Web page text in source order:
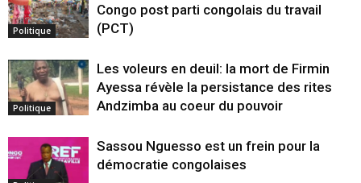
Politique
Congo post parti congolais du travail
(PCT)
Politique
Les voleurs en deuil: la mort de Firmin
Ayessa révèle la persistance des rites
Andzimba au coeur du pouvoir
Sassou Nguesso est un frein pour la
démocratie congolaises